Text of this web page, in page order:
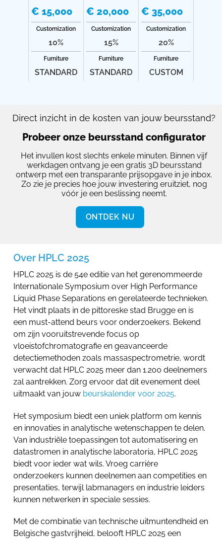
€ 15,000
Customization
10%
Furniture
STANDARD
€ 20,000
Customization
15%
Furniture
STANDARD
€ 35,000
Customization
20%
Furniture
CUSTOM
Direct inzicht in de kosten van jouw beursstand?
Probeer onze beursstand configurator
Het invullen kost slechts enkele minuten. Binnen vijf
werkdagen ontvang je een gratis 3D beursstand
ontwerp met een transparante prijsopgave in je inbox.
Zo zie je precies hoe jouw investering eruitziet, nog
vóór je een beslissing neemt.
ONTDEK NU
Over HPLC 2025
HPLC 2025 is de 54e editie van het gerenommeerde
Internationale Symposium over High Performance
Liquid Phase Separations en gerelateerde technieken.
Het vindt plaats in de pittoreske stad Brugge en is
een must-attend beurs voor onderzoekers. Bekend
om zijn vooruitstrevende focus op
vloeistofchromatografie en geavanceerde
detectiemethoden zoals massaspectrometrie, wordt
verwacht dat HPLC 2025 meer dan 1.200 deelnemers
zal aantrekken. Zorg ervoor dat dit evenement deel
uitmaakt van jouw beurskalender voor 2025.
Het symposium biedt een uniek platform om kennis
en innovaties in analytische wetenschappen te delen.
Van industriële toepassingen tot automatisering en
datastromen in analytische laboratoria, HPLC 2025
biedt voor ieder wat wils. Vroeg carrière
onderzoekers kunnen deelnemen aan competities en
presentaties, terwijl labmanagers en industrie leiders
kunnen netwerken in speciale sessies.
Met de combinatie van technische uitmuntendheid en
Belgische gastvrijheid, belooft HPLC 2025 een